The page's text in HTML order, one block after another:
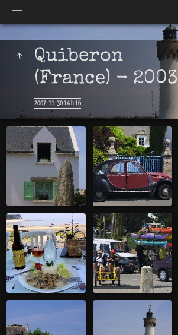
Quiberon
(France) - 2003
2007-11-30 14 h 16